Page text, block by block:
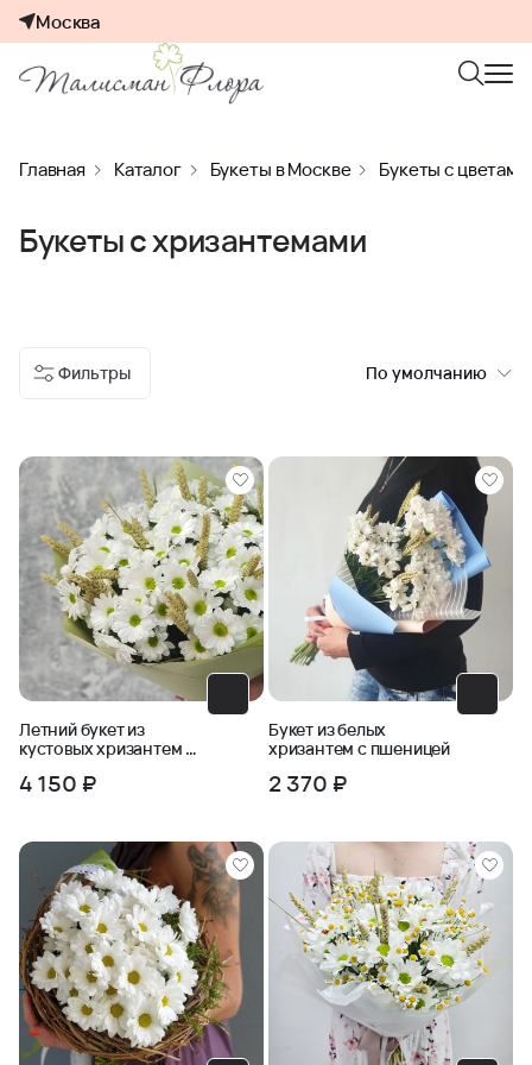
Москва
Главная Каталог Букеты в Москве Букеты с цветами
Букеты с хризантемами
Фильтры По умолчанию
Летний букет из
кустовых хризантем и
4 150 ₽
Букет из белых
хризантем с пшеницей
2 370 ₽